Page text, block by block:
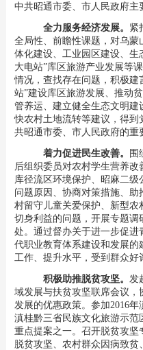
中共昭通市委、市人民政府主
全力服务经济发展。 紧
全局性、前瞻性课题，对乌蒙
体化建设、工业园区建设、生
大电站”库区旅游产业发展等
情况，查找存在问题，积极建
站”建设库区旅游发展、 推动
管养运、建立健全生态文明建
快农村土地流转等建议 ，得
共昭通市委、市人民政府的重
着力促进民生改善。
围
后组织委员对农村学生营养改
库径流区环境保护、昭麻二级
问题原因、协商对策措施、助
村留守儿童关爱保护、新型农
切身利益的问题，开展专题调
处。通过督办关于进一步促进
代职业教育体系建设和发展的
工作、提升水平，受到群众好
积极助推脱贫攻坚。 发
域发展与扶贫攻坚联席会议，
发展的优惠政策。参加2016年
滇桂黔三省民族文化旅游示范
重点提案之一。召开脱贫攻坚
脱贫攻坚、农村群众因病致贫